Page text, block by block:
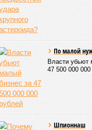
По малой
Власти убьют
47 500 000 000
Шпионнаш